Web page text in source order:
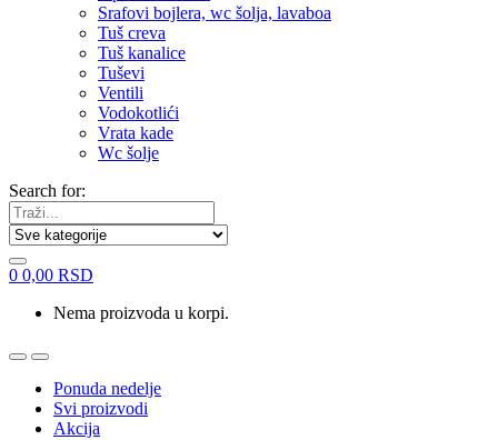
Srafovi bojlera, wc šolja, lavaboa
Tuš creva
Tuš kanalice
Tuševi
Ventili
Vodokotlići
Vrata kade
Wc šolje
Search for:
0 0,00 RSD
Nema proizvoda u korpi.
Ponuda nedelje
Svi proizvodi
Akcija